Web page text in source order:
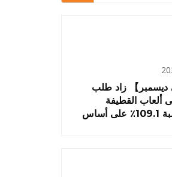
ديسمبر】 زاد طلب
ألعاب القطيفة
الحيوانية بنسبة 109.1٪ على أساس